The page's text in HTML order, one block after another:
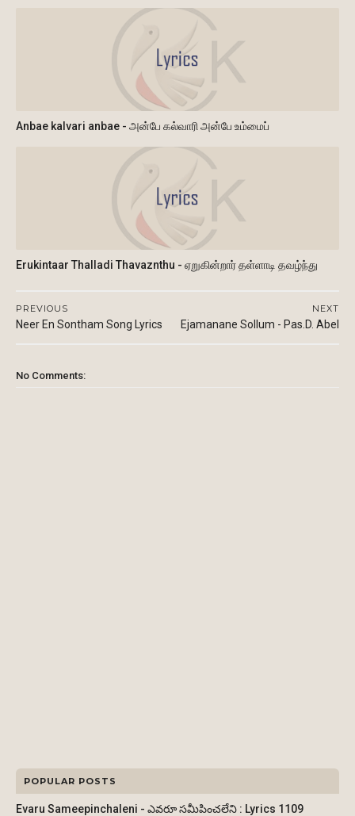
Anbae kalvari anbae - அன்பே கல்வாரி அன்பே உம்மைப்
Erukintaar Thalladi Thavaznthu - ஏறுகின்றார் தள்ளாடி தவழ்ந்து
NEXT
Ejamanane Sollum - Pas.D. Abel
PREVIOUS
Neer En Sontham Song Lyrics
No Comments:
POPULAR POSTS
Evaru Sameepinchaleni - ఎవరూ సమీపించలేని : Lyrics 1109